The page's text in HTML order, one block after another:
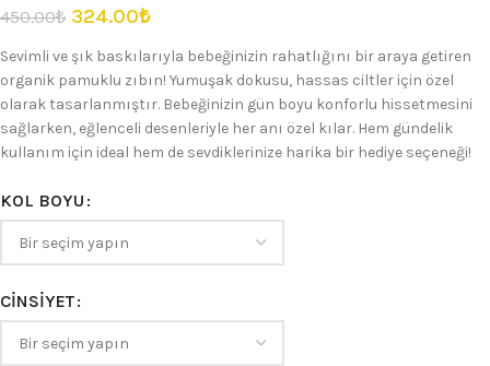
450.00₺ 324.00₺
Sevimli ve şık baskılarıyla bebeğinizin rahatlığını bir araya getiren
organik pamuklu zıbın! Yumuşak dokusu, hassas ciltler için özel
olarak tasarlanmıştır. Bebeğinizin gün boyu konforlu hissetmesini
sağlarken, eğlenceli desenleriyle her anı özel kılar. Hem gündelik
kullanım için ideal hem de sevdiklerinize harika bir hediye seçeneği!
KOL BOYU
CINSIYET